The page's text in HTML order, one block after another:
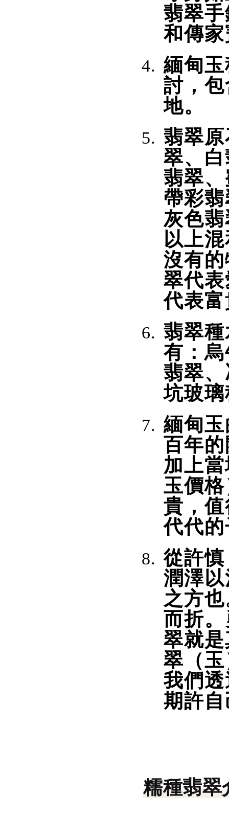
翡翠
和傳
緬甸
討，
地。
翡翠
翠、
翡翠
帶彩
灰色
以上
沒有
翠代
代表
翡翠
有：
翡翠
坑玻
緬甸
百年
加上
玉價
貴，
代代
從許
潤澤
之方
而折
翠就
翠（
我們
期許
糯種翡翠